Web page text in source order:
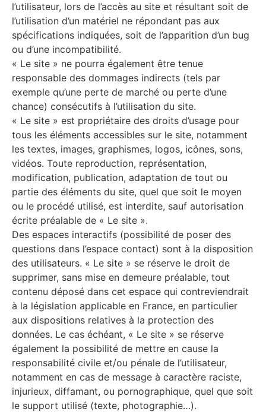
l’utilisateur, lors de l’accès au site et résultant soit de
l’utilisation d’un matériel ne répondant pas aux
spécifications indiquées, soit de l’apparition d’un bug
ou d’une incompatibilité.
« Le site » ne pourra également être tenue
responsable des dommages indirects (tels par
exemple qu’une perte de marché ou perte d’une
chance) consécutifs à l’utilisation du site.
« Le site » est propriétaire des droits d’usage pour
tous les éléments accessibles sur le site, notamment
les textes, images, graphismes, logos, icônes, sons,
vidéos. Toute reproduction, représentation,
modification, publication, adaptation de tout ou
partie des éléments du site, quel que soit le moyen
ou le procédé utilisé, est interdite, sauf autorisation
écrite préalable de « Le site ».
Des espaces interactifs (possibilité de poser des
questions dans l’espace contact) sont à la disposition
des utilisateurs. « Le site » se réserve le droit de
supprimer, sans mise en demeure préalable, tout
contenu déposé dans cet espace qui contreviendrait
à la législation applicable en France, en particulier
aux dispositions relatives à la protection des
données. Le cas échéant, « Le site » se réserve
également la possibilité de mettre en cause la
responsabilité civile et/ou pénale de l’utilisateur,
notamment en cas de message à caractère raciste,
injurieux, diffamant, ou pornographique, quel que soit
le support utilisé (texte, photographie…).